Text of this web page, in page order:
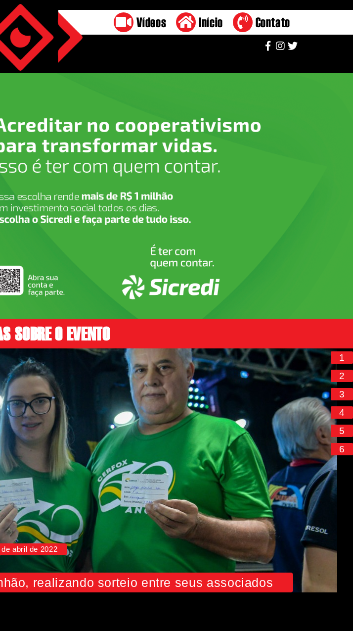
Vídeos Início Contato
SOBRE O EVENTO
1
2
3
4
5
6
realizando sorteio entre seus associados
de abril de 2022